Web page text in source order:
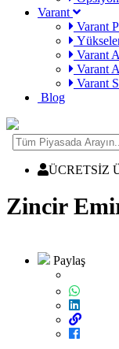
Varant
Varant
Varant
Varant
Varant
Blog
ÜCRETSİZ
Zincir
Paylaş